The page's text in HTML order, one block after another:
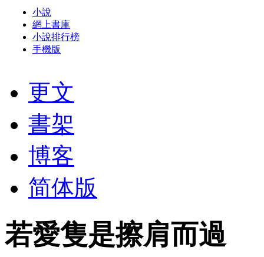
小說
網上書庫
小說排行榜
手機版
更文
書架
博客
简体版
若愛隻是擦肩而過